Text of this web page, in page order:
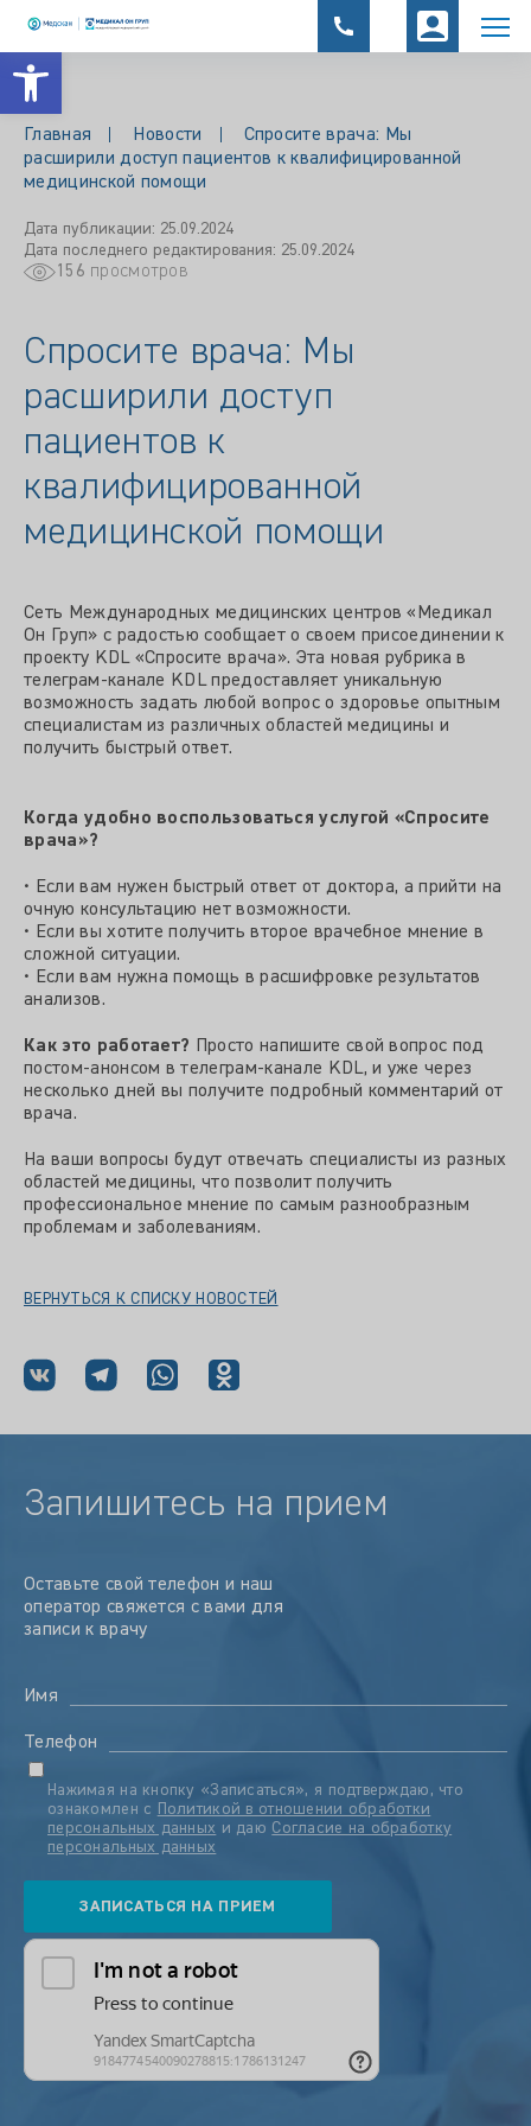
Открыть панель инструментов
Главная Новости
Спросите врача: Мы
расширили доступ пациентов к квалифицированной
медицинской помощи
Дата публикации: 25.09.2024
Дата последнего редактирования: 25.09.2024
156 просмотров
Спросите врача: Мы
расширили доступ
пациентов к
квалифицированной
медицинской помощи
Сеть Международных медицинских центров «Медикал
Он Груп» с радостью сообщает о своем присоединении к
проекту KDL «Спросите врача». Эта новая рубрика в
телеграм-канале KDL предоставляет уникальную
возможность задать любой вопрос о здоровье опытным
специалистам из различных областей медицины и
получить быстрый ответ.
Когда удобно воспользоваться услугой «Спросите
врача»?
• Если вам нужен быстрый ответ от доктора, а прийти на
очную консультацию нет возможности.
• Если вы хотите получить второе врачебное мнение в
сложной ситуации.
• Если вам нужна помощь в расшифровке результатов
анализов.
Как это работает? Просто напишите свой вопрос под
постом-анонсом в телеграм-канале KDL, и уже через
несколько дней вы получите подробный комментарий от
врача.
На ваши вопросы будут отвечать специалисты из разных
областей медицины, что позволит получить
профессиональное мнение по самым разнообразным
проблемам и заболеваниям.
ВЕРНУТЬСЯ К СПИСКУ НОВОСТЕЙ
Запишитесь на прием
Оставьте свой телефон и наш
оператор свяжется с вами для
записи к врачу
Имя
Телефон
Нажимая на кнопку «Записаться», я подтверждаю, что
ознакомлен с
Политикой в отношении обработки
персональных данных и даю Согласие на обработку
персональных данных